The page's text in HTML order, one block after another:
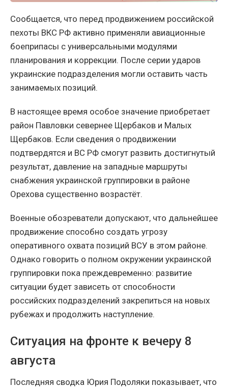
Сообщается, что перед продвижением российской
пехоты ВКС РФ активно применяли авиационные
боеприпасы с универсальными модулями
планирования и коррекции. После серии ударов
украинские подразделения могли оставить часть
занимаемых позиций.
В настоящее время особое значение приобретает
район Павловки севернее Щербаков и Малых
Щербаков. Если сведения о продвижении
подтвердятся и ВС РФ смогут развить достигнутый
результат, давление на западные маршруты
снабжения украинской группировки в районе
Орехова существенно возрастёт.
Военные обозреватели допускают, что дальнейшее
продвижение способно создать угрозу
оперативного охвата позиций ВСУ в этом районе.
Однако говорить о полном окружении украинской
группировки пока преждевременно: развитие
ситуации будет зависеть от способности
российских подразделений закрепиться на новых
рубежах и продолжить наступление.
Ситуация на фронте к вечеру 8
августа
Последняя сводка Юрия Подоляки показывает, что